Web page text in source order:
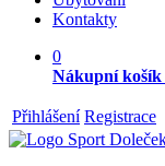
Kontakty
0
Nákupní košík
Přihlášení Registrace